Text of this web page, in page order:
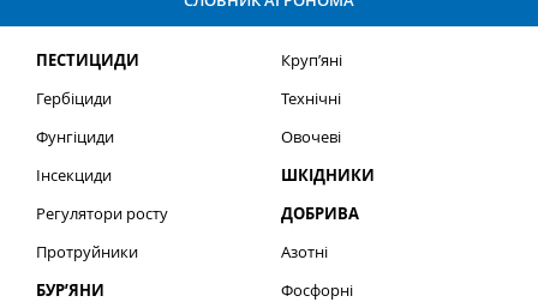
ПЕСТИЦИДИ
Гербіциди
Фунгіциди
Інсекциди
Регулятори росту
Протруйники
БУР’ЯНИ
Круп’яні
Технічні
Овочеві
ШКІДНИКИ
ДОБРИВА
Азотні
Фосфорні